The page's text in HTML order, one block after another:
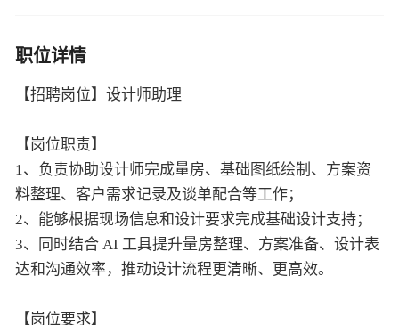
职位详情
【招聘岗位】设计师助理
【岗位职责】
1、负责协助设计师完成量房、基础图纸绘制、方案资
料整理、客户需求记录及谈单配合等工作；
2、能够根据现场信息和设计要求完成基础设计支持；
3、同时结合 AI 工具提升量房整理、方案准备、设计表
达和沟通效率，推动设计流程更清晰、更高效。
【岗位要求】